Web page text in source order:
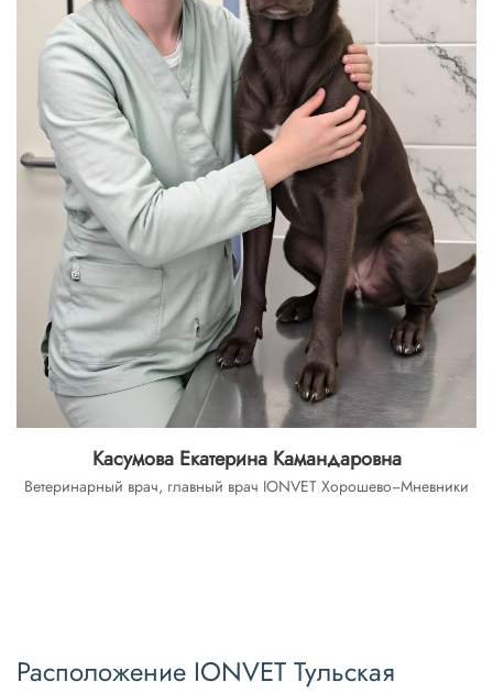
Касумова Екатерина Камандаровна
Ветеринарный врач, главный врач IONVET Хорошево−Мневники
Расположение IONVET Тульская